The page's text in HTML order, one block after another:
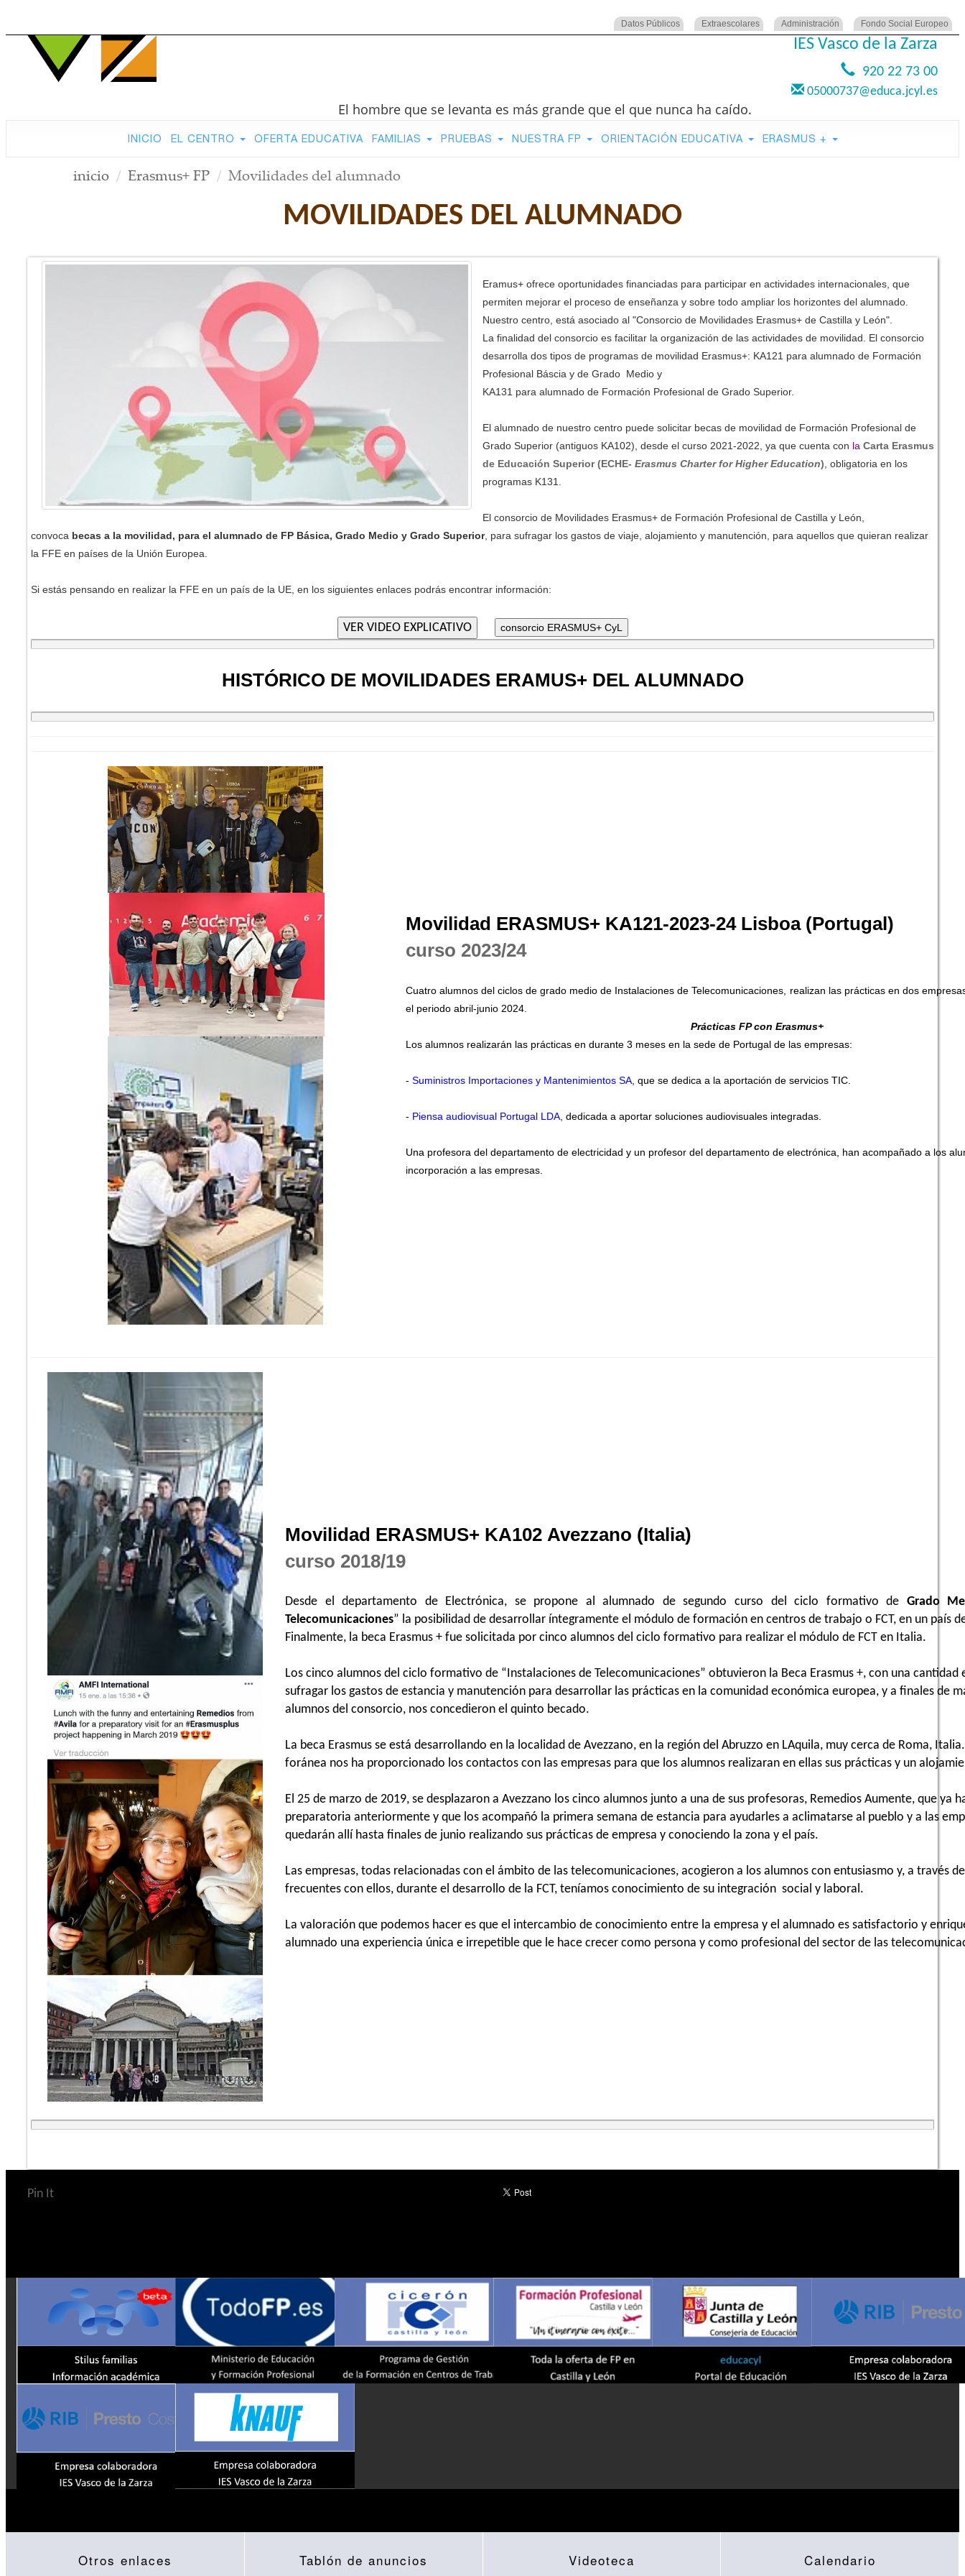
Datos Públicos Extraescolares Administración Fondo Social Europeo
IES Vasco de la Zarza
920 22 73 00
05000737@educa.jcyl.es
El hombre que se levanta es más grande que el que nunca ha caído.
INICIO EL CENTRO OFERTA EDUCATIVA FAMILIAS PRUEBAS NUESTRA FP ORIENTACIÓN EDUCATIVA ERASMUS +
inicio Erasmus+ FP Movilidades del alumnado
MOVILIDADES DEL ALUMNADO
Eramus+ ofrece oportunidades financiadas para participar en actividades internacionales, que
permiten mejorar el proceso de enseñanza y sobre todo ampliar los horizontes del alumnado.
Nuestro centro, está asociado al "Consorcio de Movilidades Erasmus+ de Castilla y León".
La finalidad del consorcio es facilitar la organización de las actividades de movilidad. El consorcio
desarrolla dos tipos de programas de movilidad Erasmus+: KA121 para alumnado de Formación
Profesional Báscia y de Grado Medio y
KA131 para alumnado de Formación Profesional de Grado Superior.
El alumnado de nuestro centro puede solicitar becas de movilidad de Formación Profesional de
Grado Superior (antiguos KA102), desde el curso 2021-2022, ya que cuenta con la Carta Erasmus
de Educación Superior (ECHE- Erasmus Charter for Higher Education), obligatoria en los
programas K131.
El consorcio de Movilidades Erasmus+ de Formación Profesional de Castilla y León,
convoca becas a la movilidad, para el alumnado de FP Básica, Grado Medio y Grado Superior, para sufragar los gastos de viaje, alojamiento y manutención, para aquellos que quieran realizar
la FFE en países de la Unión Europea.
Si estás pensando en realizar la FFE en un país de la UE, en los siguientes enlaces podrás encontrar información:
HISTÓRICO DE MOVILIDADES ERAMUS+ DEL ALUMNADO
Movilidad ERASMUS+ KA121-2023-24 Lisboa (Portugal)
curso 2023/24
Cuatro alumnos del ciclos de grado medio de Instalaciones de Telecomunicaciones, realizan las prácticas en dos
el periodo abril-junio 2024.
Prácticas FP con Erasmus+
Los alumnos realizarán las prácticas en durante 3 meses en la sede de Portugal de las empresas:
- Suministros Importaciones y Mantenimientos SA, que se dedica a la aportación de servicios TIC.
- Piensa audiovisual Portugal LDA, dedicada a aportar soluciones audiovisuales integradas.
Una profesora del departamento de electricidad y un profesor del departamento de electrónica, han acompañado a los
incorporación a las empresas.
Movilidad ERASMUS+ KA102 Avezzano (Italia)
curso 2018/19
Desde el departamento de Electrónica, se propone al alumnado de segundo curso del ciclo formativo de Grado
Telecomunicaciones” la posibilidad de desarrollar íntegramente el módulo de formación en centros de trabajo o FCT, en un país
Finalmente, la beca Erasmus + fue solicitada por cinco alumnos del ciclo formativo para realizar el módulo de FCT en Italia.
Los cinco alumnos del ciclo formativo de “Instalaciones de Telecomunicaciones” obtuvieron la Beca Erasmus +, con una
sufragar los gastos de estancia y manutención para desarrollar las prácticas en la comunidad económica europea, y a finales de
alumnos del consorcio, nos concedieron el quinto becado.
La beca Erasmus se está desarrollando en la localidad de Avezzano, en la región del Abruzzo en LAquila, muy cerca de Roma,
foránea nos ha proporcionado los contactos con las empresas para que los alumnos realizaran en ellas sus prácticas y un
El 25 de marzo de 2019, se desplazaron a Avezzano los cinco alumnos junto a una de sus profesoras, Remedios Aumente, que ya
preparatoria anteriormente y que los acompañó la primera semana de estancia para ayudarles a aclimatarse al pueblo y a las
quedarán allí hasta finales de junio realizando sus prácticas de empresa y conociendo la zona y el país.
Las empresas, todas relacionadas con el ámbito de las telecomunicaciones, acogieron a los alumnos con entusiasmo y, a través
frecuentes con ellos, durante el desarrollo de la FCT, teníamos conocimiento de su integración social y laboral.
La valoración que podemos hacer es que el intercambio de conocimiento entre la empresa y el alumnado es satisfactorio y
alumnado una experiencia única e irrepetible que le hace crecer como persona y como profesional del sector de las
Pin It
Otros enlaces Tablón de anuncios Videoteca Calendario